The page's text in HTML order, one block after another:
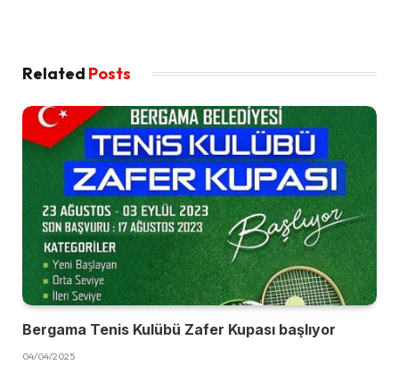
Related Posts
Bergama Tenis Kulübü Zafer Kupası başlıyor
04/04/2025